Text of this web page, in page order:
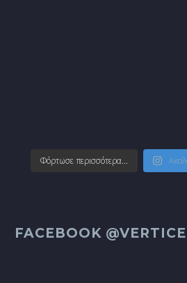
Φόρτωσε περισσότερα...
FACEBOOK